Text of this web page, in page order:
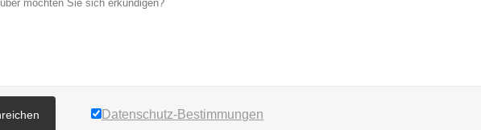
Datenschutz-Bestimmungen